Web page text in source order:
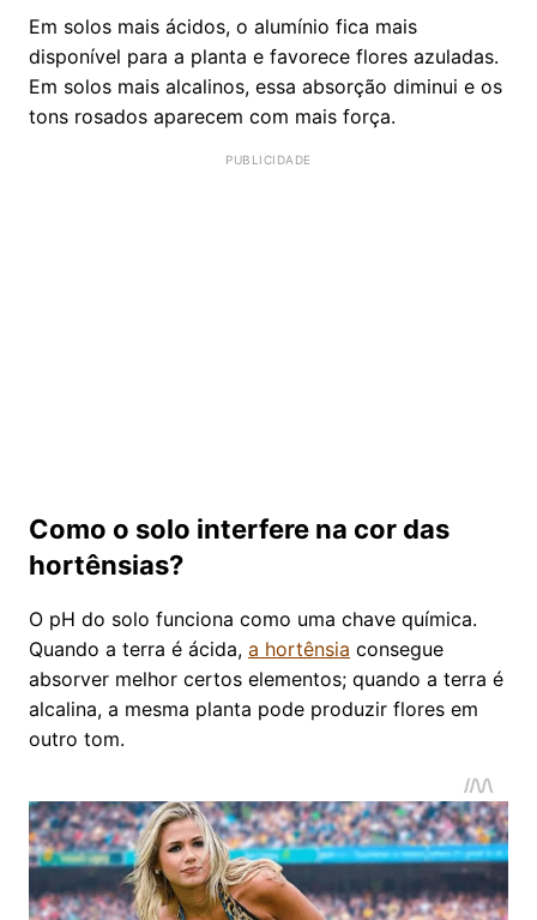
Em solos mais ácidos, o alumínio fica mais
disponível para a planta e favorece flores azuladas.
Em solos mais alcalinos, essa absorção diminui e os
tons rosados aparecem com mais força.
Como o solo interfere na cor das
hortênsias?
O pH do solo funciona como uma chave química.
Quando a terra é ácida, a hortênsia consegue
absorver melhor certos elementos; quando a terra é
alcalina, a mesma planta pode produzir flores em
outro tom.